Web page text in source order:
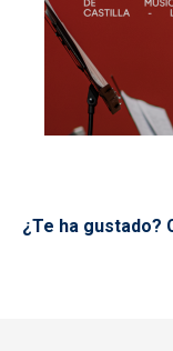
¿Te ha gustado?